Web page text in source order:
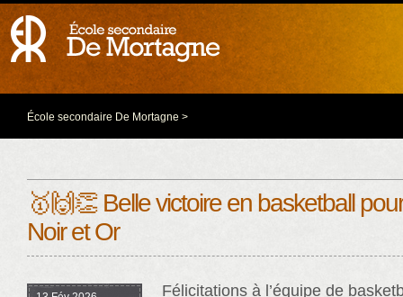
École secondaire De Mortagne >
🥇🙌👏 Belle victoire en basketball
Noir et Or
Félicitations à l’équipe de